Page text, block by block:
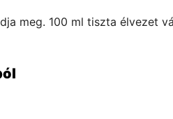
meg. 100 ml tiszta élvezet